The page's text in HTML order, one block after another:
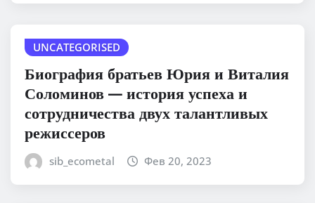
UNCATEGORISED
Биография братьев Юрия и Виталия
Соломинов — история успеха и
сотрудничества двух талантливых
режиссеров
sib_ecometal Фев 20, 2023